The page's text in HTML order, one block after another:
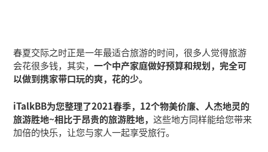
春夏交际之时正是一年最适合旅游的时间，很多人觉得旅游
会花很多钱，其实，一个中产家庭做好预算和规划，完全可
以做到携家带口玩的爽，花的少。
iTalkBB为您整理了2021春季，12个物美价廉、人杰地灵的
旅游胜地~相比于昂贵的旅游胜地，这些地方同样能给您带来
加倍的快乐，让您与家人一起享受旅行。